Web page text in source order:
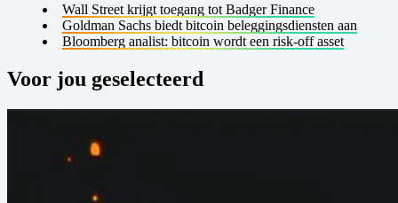
Wall Street krijgt toegang tot Badger Finance
Goldman Sachs biedt bitcoin beleggingsdiensten aan
Bloomberg analist: bitcoin wordt een risk-off asset
Voor jou geselecteerd